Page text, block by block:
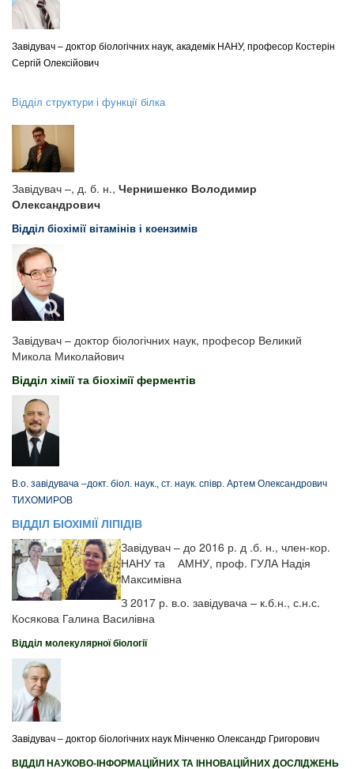
Завідувач – доктор біологічних наук, академік НАНУ, професор Костерін
Сергій Олексійович
Відділ структури і функції білка
Завідувач –, д. б. н., Чернишенко Володимир
Олександрович
Відділ біохімії вітамінів і коензимів
Завідувач – доктор біологічних наук, професор Великий
Микола Миколайович
Відділ хімії та біохімії ферментів
В.о. завідувача –докт. біол. наук., ст. наук. співр. Артем Олександрович
ТИХОМИРОВ
ВІДДІЛ БІОХІМІЇ ЛІПІДІВ
Завідувач – до 2016 р. д .б. н., член-кор.
НАНУ та АМНУ, проф. ГУЛА Надія
Максимівна
З 2017 р. в.о. завідувача – к.б.н., с.н.с.
Косякова Галина Василівна
Відділ молекулярної біології
Завідувач – доктор біологічних наук Мінченко Олександр Григорович
ВІДДІЛ НАУКОВО-ІНФОРМАЦІЙНИХ ТА ІННОВАЦІЙНИХ ДОСЛІДЖЕНЬ